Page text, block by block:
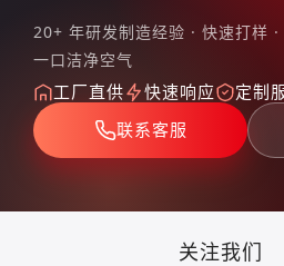
20+ 年研发制造经验 · 快速打样
一口洁净空气
工厂直供 快速响应
定制
联系客服
关注我们